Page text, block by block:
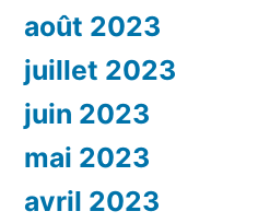
août 2023
juillet 2023
juin 2023
mai 2023
avril 2023